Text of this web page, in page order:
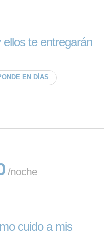
te entregarán
EN DÍAS
/noche
cuido a mis